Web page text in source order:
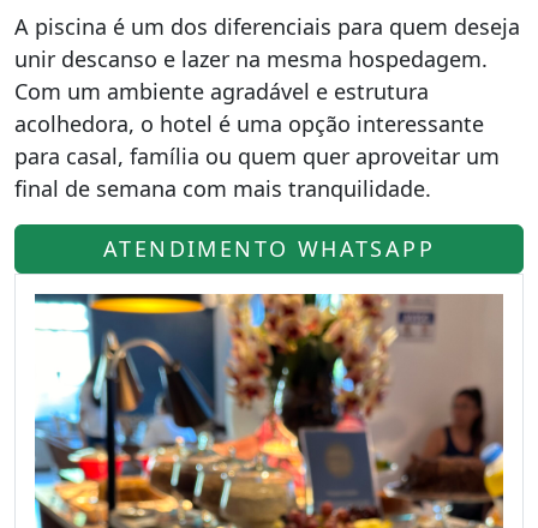
A piscina é um dos diferenciais para quem deseja
unir descanso e lazer na mesma hospedagem.
Com um ambiente agradável e estrutura
acolhedora, o hotel é uma opção interessante
para casal, família ou quem quer aproveitar um
final de semana com mais tranquilidade.
ATENDIMENTO WHATSAPP